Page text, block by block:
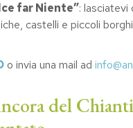
far Niente”:
castelli e piccoli
o invia una mail ad
del